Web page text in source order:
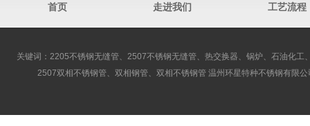
首页 走进我们 工艺流程
关键词：2205不锈钢无缝管、2507不锈钢无缝管、热交换器、锅炉、石油化
2507双相不锈钢管、双相钢管、双相不锈钢管 温州环星特种不锈钢有限